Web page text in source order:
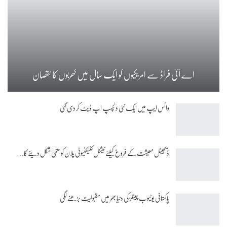
اے آئی فراڈ سے امریکیوں کو ایک سال میں کھربوں کا نقصان
واٹس ایپ میں ایک نئی دلچسپ اپ ڈیٹ کر دی گئی
ڈیجیٹل معیشت کے فروغ کیلئے نیشنل کنیکٹیوٹی پلان کو حتمی شکل دینے کا…
پاکستانی یوٹیوب چینلز کی دنیا بھر میں مقبولیت بڑھنے لگی